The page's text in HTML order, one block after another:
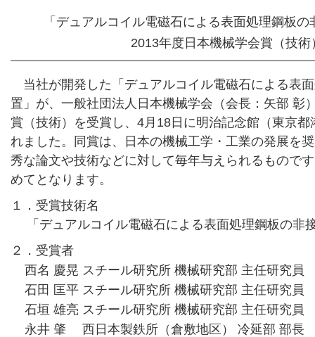
「デュアルコイル電磁石による表面処理鋼板
2013年度日本機械学会賞（技術
当社が開発した「デュアルコイル電磁石による表
置」が、一般社団法人日本機械学会（会長：矢部 彰
賞（技術）を受賞し、4月18日に明治記念館（東京
れました。同賞は、日本の機械工学・工業の発展を
秀な論文や技術などに対して毎年与えられるもので
めてとなります。
１．受賞技術名
「デュアルコイル電磁石による表面処理鋼板の非
２．受賞者
西名 慶晃 スチール研究所 機械研究部 主任研究員
石田 匡平 スチール研究所 機械研究部 主任研究員
石垣 雄亮 スチール研究所 機械研究部 主任研究員
永井 肇
西日本製鉄所（倉敷地区） 冷延部 部長